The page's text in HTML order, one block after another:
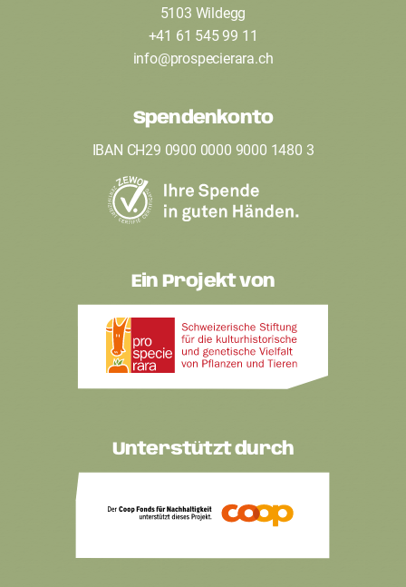
5103 Wildegg
+41 61 545 99 11
info@prospecierara.ch
Spendenkonto
IBAN CH29 0900 0000 9000 1480 3
Ein Projekt von
Unterstützt durch